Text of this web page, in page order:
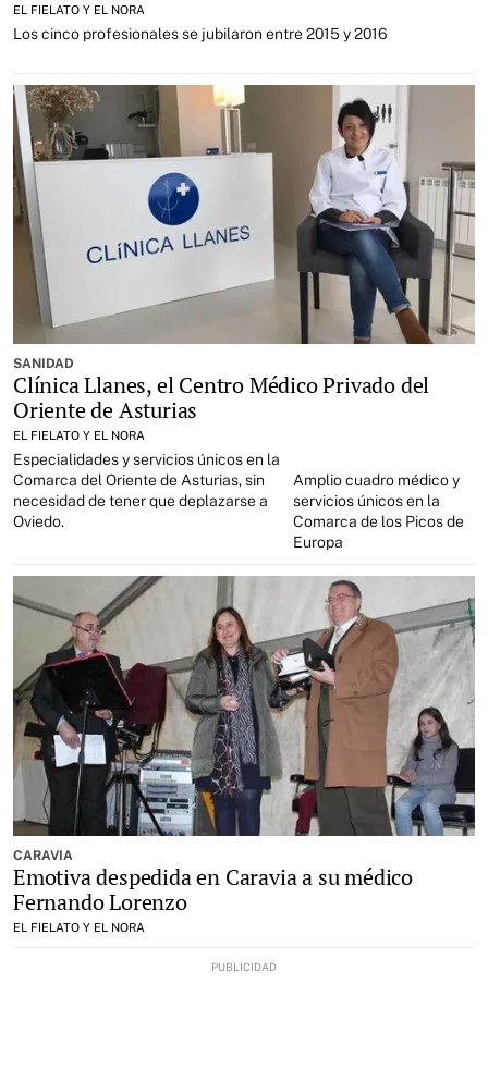
EL FIELATO Y EL NORA
Los cinco profesionales se jubilaron entre 2015 y 2016
SANIDAD
Clínica Llanes, el Centro Médico Privado del
Oriente de Asturias
EL FIELATO Y EL NORA
Especialidades y servicios únicos en la
Comarca del Oriente de Asturias, sin
necesidad de tener que deplazarse a
Oviedo.
Amplio cuadro médico y
servicios únicos en la
Comarca de los Picos de
Europa
CARAVIA
Emotiva despedida en Caravia a su médico
Fernando Lorenzo
EL FIELATO Y EL NORA